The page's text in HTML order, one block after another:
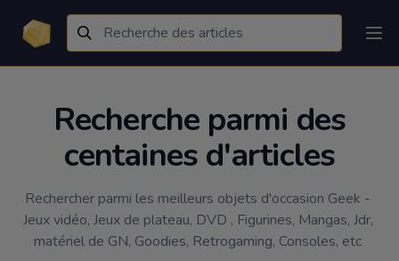
Recherche parmi des
centaines d'articles
Rechercher parmi les meilleurs objets d'occasion Geek -
Jeux vidéo, Jeux de plateau, DVD , Figurines, Mangas, Jdr,
matériel de GN, Goodies, Retrogaming, Consoles, etc